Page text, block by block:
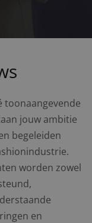
toonaangevende
jouw ambitie
begeleiden
worden zowel
en